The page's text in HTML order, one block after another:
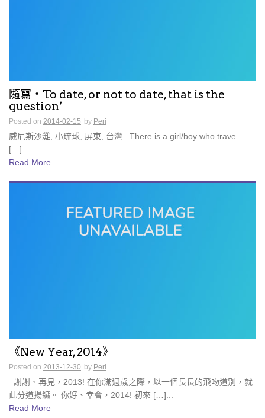
隨寫・To date, or not to date, that is the
question’
Posted on 2014-02-15 by Peri
威尼斯沙灘, 小琉球, 屏東, 台灣 There is a girl/boy who trave
[…]...
Read More
《New Year, 2014》
Posted on 2013-12-30 by Peri
謝謝、再見，2013! 在你滿週歲之際，以一個長長的飛吻道別，就
此分道揚鑣。 你好、幸會，2014! 初來 […]...
Read More